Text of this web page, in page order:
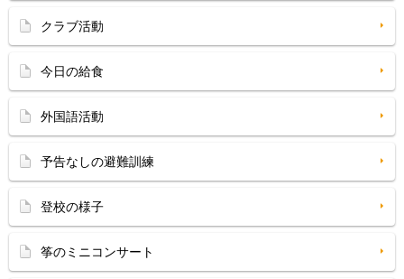
クラブ活動
今日の給食
外国語活動
予告なしの避難訓練
登校の様子
筝のミニコンサート